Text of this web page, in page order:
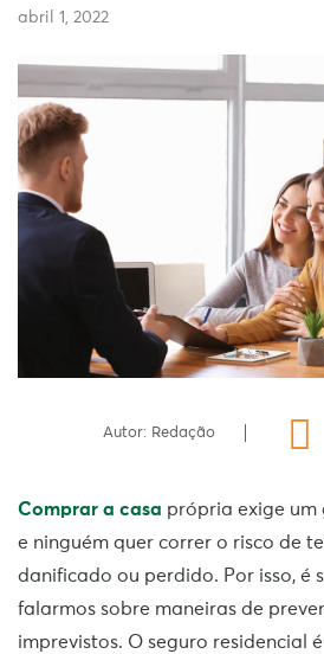
abril 1, 2022
Autor: Redação
Comprar a casa própria exige um
e ninguém quer correr o risco de
danificado ou perdido. Por isso, é
falarmos sobre maneiras de
imprevistos. O seguro residencial